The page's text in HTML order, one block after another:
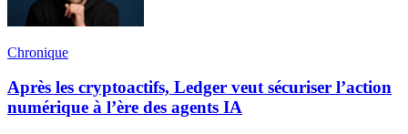
Chronique
Après les cryptoactifs, Ledger veut sécuriser l’action
numérique à l’ère des agents IA